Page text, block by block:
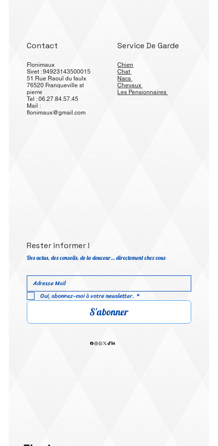
Contact
Flonimaux
Siret : 94923143500015
51 Rue Raoul du faulx
76520 Franqueville st
pierre
Tel : 06.27.84.57.45
Mail :
flonimaux@gmail.com
Service De Garde
Chien
Chat
Nacs
Chevaux
Les Pensionnaires
Rester informer !
Des actus, des conseils, de la douceur… directement chez vous
Oui, abonnez-moi à votre newsletter. *
S'abonner